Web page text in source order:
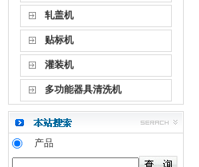
轧盖机
贴标机
灌装机
多功能器具清洗机
产品